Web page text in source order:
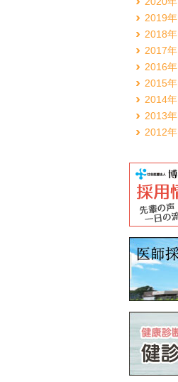
2019年
2018年
2017年
2016年
2015年
2014年
2013年
2012年